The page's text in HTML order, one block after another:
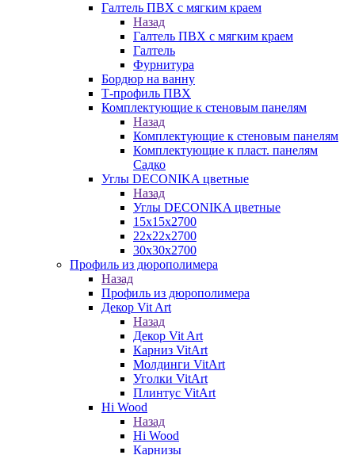
Галтель ПВХ с мягким краем
Назад
Галтель ПВХ с мягким краем
Галтель
Фурнитура
Бордюр на ванну
Т-профиль ПВХ
Комплектующие к стеновым панелям
Назад
Комплектующие к стеновым панелям
Комплектующие к пласт. панелям
Садко
Углы DECONIKA цветные
Назад
Углы DECONIKA цветные
15х15х2700
22х22х2700
30х30х2700
Профиль из дюрополимера
Назад
Профиль из дюрополимера
Декор Vit Art
Назад
Декор Vit Art
Карниз VitArt
Молдинги VitArt
Уголки VitArt
Плинтус VitArt
Hi Wood
Назад
Hi Wood
Карнизы